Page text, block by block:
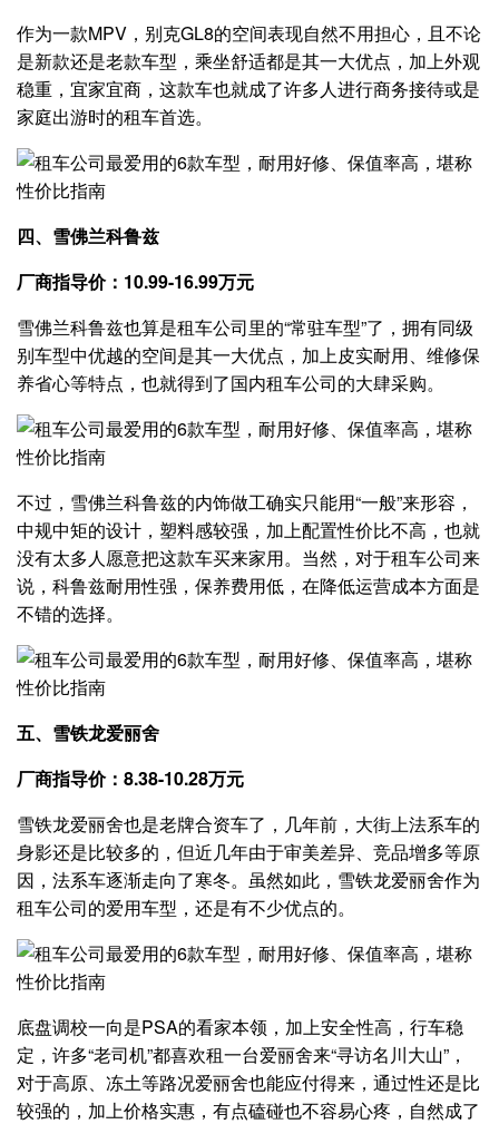
作为一款MPV，别克GL8的空间表现自然不用担心，且不论
是新款还是老款车型，乘坐舒适都是其一大优点，加上外观
稳重，宜家宜商，这款车也就成了许多人进行商务接待或是
家庭出游时的租车首选。
四、雪佛兰科鲁兹
厂商指导价：10.99-16.99万元
雪佛兰科鲁兹也算是租车公司里的“常驻车型”了，拥有同级
别车型中优越的空间是其一大优点，加上皮实耐用、维修保
养省心等特点，也就得到了国内租车公司的大肆采购。
不过，雪佛兰科鲁兹的内饰做工确实只能用“一般”来形容，
中规中矩的设计，塑料感较强，加上配置性价比不高，也就
没有太多人愿意把这款车买来家用。当然，对于租车公司来
说，科鲁兹耐用性强，保养费用低，在降低运营成本方面是
不错的选择。
五、雪铁龙爱丽舍
厂商指导价：8.38-10.28万元
雪铁龙爱丽舍也是老牌合资车了，几年前，大街上法系车的
身影还是比较多的，但近几年由于审美差异、竞品增多等原
因，法系车逐渐走向了寒冬。虽然如此，雪铁龙爱丽舍作为
租车公司的爱用车型，还是有不少优点的。
底盘调校一向是PSA的看家本领，加上安全性高，行车稳
定，许多“老司机”都喜欢租一台爱丽舍来“寻访名川大山”，
对于高原、冻土等路况爱丽舍也能应付得来，通过性还是比
较强的，加上价格实惠，有点磕碰也不容易心疼，自然成了